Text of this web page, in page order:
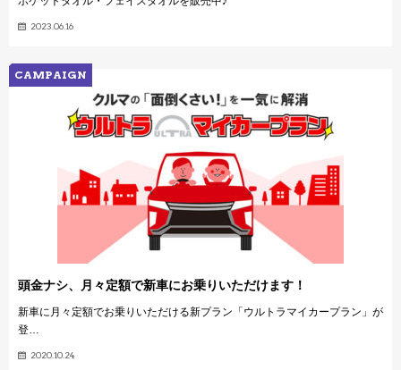
2023.06.16
CAMPAIGN
頭金ナシ、月々定額で新車にお乗りいただけます！
新車に月々定額でお乗りいただける新プラン「ウルトラマイカープラン」が
登…
2020.10.24